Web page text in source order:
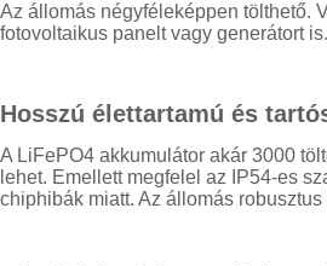
Az állomás négyféleképpen tölthető.
fotovoltaikus panelt vagy generátort is.
Hosszú élettartamú és
A LiFePO4 akkumulátor akár 3000
lehet. Emellett megfelel az IP54-es
chiphibák miatt. Az állomás